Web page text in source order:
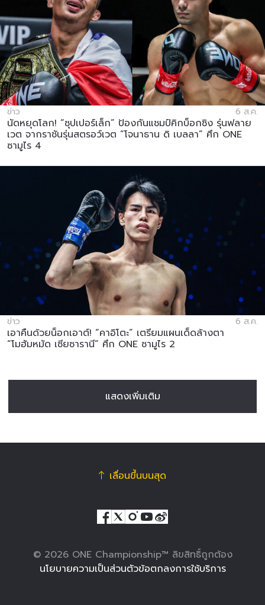
ข่าว 6 ส.ค.
นัดหยุดโลก! “ซุปเปอร์เล็ก” ป้องกันแชมป์คิกบ็อกซิง รุ่นฟลาย
เวต จากราชันรุ่นสตรอว์เวต “โจนาธาน ดิ เบลลา” ศึก ONE
ซามูไร 4
ข่าว 6 ส.ค.
เอาคืนด้วยน็อกเอาต์! “คาอิโตะ” เตรียมแผนเด็ดล้างตา
“โมฮัมหมัด เซียซารานี” ศึก ONE ซามูไร 2
แสดงเพิ่มเติม
เลื่อนขึ้นบนสุด
© 2026 ONE Championship™ ลิขสิทธิ์ถูกต้อง
นโยบายความเป็นส่วนตัวข้อตกลงการใช้บริการ